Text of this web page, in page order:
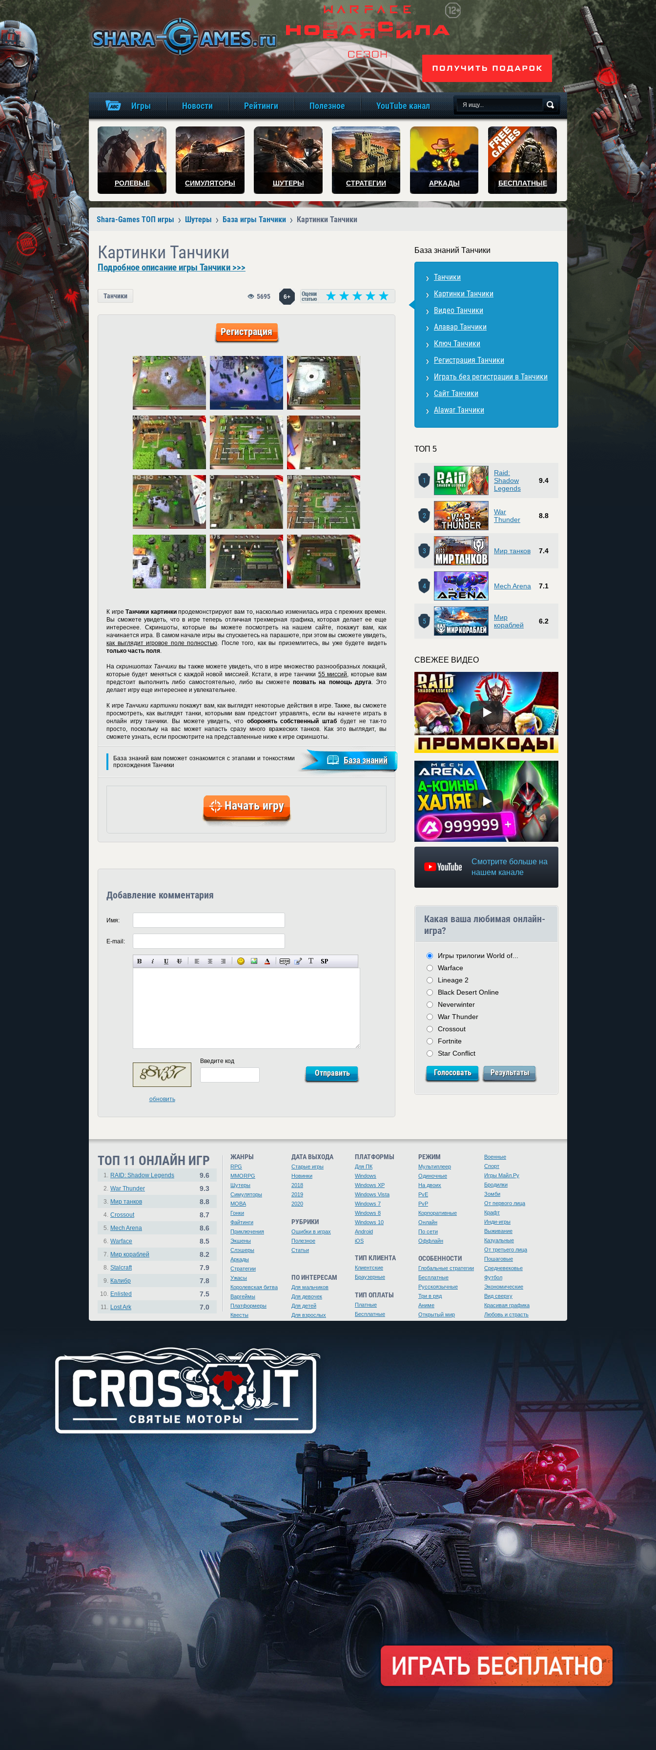
игры онлайн бесплатно
Игры Новости Рейтинги Полезное YouTube канал
РОЛЕВЫЕ СИМУЛЯТОРЫ ШУТЕРЫ СТРАТЕГИИ АРКАДЫ БЕСПЛАТНЫЕ
Shara-Games ТОП игры Шутеры База игры Танчики Картинки Танчики
Картинки Танчики
Подробное описание игры Танчики >>>
Танчики 6+
5695
Регистрация
К игреТанчики картинкипродемонстрируют вам то, насколько изменилась игра с прежних времен.
Вы сможете увидеть, что в игре теперь отличная трехмерная графика, которая делает ее еще
интереснее. Скриншоты, которые вы можете посмотреть на нашем сайте, покажут вам, как
начинается игра. В самом начале игры вы спускаетесь на парашюте, при этом вы сможете увидеть,
как выглядит игровое поле полностью. После того, как вы приземлитесь, вы уже будете видеть
только часть поля.
На скриншотах Танчикивы также можете увидеть, что в игре множество разнообразных локаций,
которые будет меняться с каждой новой миссией. Кстати, в игре танчики 55 миссий, которые вам
предстоит выполнить либо самостоятельно, либо вы сможетепозвать на помощь друга. Это
делает игру еще интереснее и увлекательнее.
К игре Танчики картинкипокажут вам, как выглядят некоторые действия в игре. Также, вы сможете
просмотреть, как выглядят танки, которыми вам предстоит управлять, если вы начнете играть в
онлайн игру танчики. Вы можете увидеть, что оборонять собственный штаб будет не так-то
просто, поскольку на вас может напасть сразу много вражеских танков. Как это выглядит, вы
сможете узнать, если просмотрите на представленные ниже к игре скриншоты.
База знаний вам поможет ознакомится с этапами и тонкостями
прохождения Танчики
База знаний
Начать игру
Добавление комментария
Имя:
E-mail:
обновить
Введите код
База знаний Танчики
Танчики
Картинки Танчики
Видео Танчики
Алавар Танчики
Ключ Танчики
Регистрация Танчики
Играть без регистрации в Танчики
Сайт Танчики
Alawar Танчики
ТОП 5
1
Raid:
Shadow
Legends
9.4
2
War
Thunder
8.8
3 Мир танков 7.4
4 Mech Arena 7.1
5
Мир
кораблей
6.2
СВЕЖЕЕ ВИДЕО
Смотрите больше на
нашем канале
Какая ваша любимая онлайн-
игра?
Игры трилогии World of...
Warface
Lineage 2
Black Desert Online
Neverwinter
War Thunder
Crossout
Fortnite
Star Conflict
ТОП 11 ОНЛАЙН ИГР
1. RAID: Shadow Legends 9.6
2. War Thunder 9.3
3. Мир танков 8.8
4. Crossout 8.7
5. Mech Arena 8.6
6. Warface 8.5
7. Мир кораблей 8.2
8. Stalcraft 7.9
9. Калибр 7.8
10. Enlisted 7.5
11. Lost Ark 7.0
ЖАНРЫ
RPG
MMORPG
Шутеры
Симуляторы
MOBA
Гонки
Файтинги
Приключения
Экшены
Слэшеры
Аркады
Стратегии
Ужасы
Королевская битва
Варгеймы
Платформеры
Квесты
ДАТА ВЫХОДА
Старые игры
Новинки
2018
2019
2020
РУБРИКИ
Ошибки в играх
Полезное
Статьи
ПО ИНТЕРЕСАМ
Для мальчиков
Для девочек
Для детей
Для взрослых
ПЛАТФОРМЫ
Для ПК
Windows
Windows XP
Windows Vista
Windows 7
Windows 8
Windows 10
Android
iOS
ТИП КЛИЕНТА
Клиентские
Браузерные
ТИП ОПЛАТЫ
Платные
Бесплатные
РЕЖИМ
Мультиплеер
Одиночные
На двоих
PvE
PvP
Корпоративные
Онлайн
По сети
Оффлайн
ОСОБЕННОСТИ
Глобальные стратегии
Бесплатные
Русскоязычные
Три в ряд
Аниме
Открытый мир
Военные
Спорт
Игры Майл.Ру
Бродилки
Зомби
От первого лица
Крафт
Инди-игры
Выживание
Казуальные
От третьего лица
Пошаговые
Средневековье
Футбол
Экономические
Вид сверху
Красивая графика
Любовь и страсть